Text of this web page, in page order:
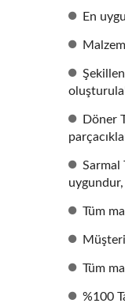
En
Döner
Sarmal
Tüm
Tüm
%100